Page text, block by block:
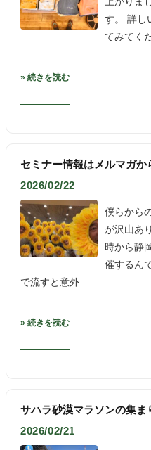
す。 詳し
てみてく
» 続きを読む
セミナー情報はメルマガか
2026/02/22
僕らから
が沢山あ
時から静
催するん
で流すと意外…
» 続きを読む
サハラ砂漠マラソンの集ま
2026/02/21